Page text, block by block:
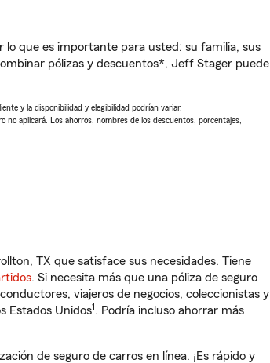
que es importante para usted: su familia, sus
pólizas y descuentos*, Jeff Stager puede
y la disponibilidad y elegibilidad podrían variar.
aplicará. Los ahorros, nombres de los descuentos, porcentajes,
TX que satisface sus necesidades. Tiene
. Si necesita más que una póliza de seguro
viajeros de negocios, coleccionistas y
Estados Unidos1. Podría incluso ahorrar más
de seguro de carros en línea. ¡Es rápido y